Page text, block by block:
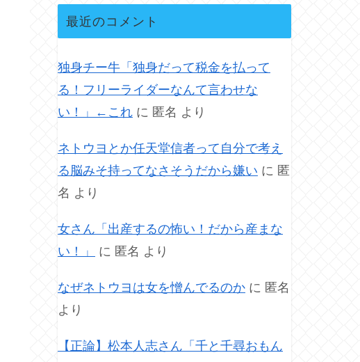
最近のコメント
独身チー牛「独身だって税金を払って
る！フリーライダーなんて言わせな
い！」←これ に 匿名 より
ネトウヨとか任天堂信者って自分で考え
る脳みそ持ってなさそうだから嫌い に 匿
名 より
女さん「出産するの怖い！だから産まな
い！」
に 匿名 より
なぜネトウヨは女を憎んでるのか に 匿名
より
【正論】松本人志さん「千と千尋おもん